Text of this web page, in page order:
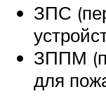
ЗПС
ЗППМ
для